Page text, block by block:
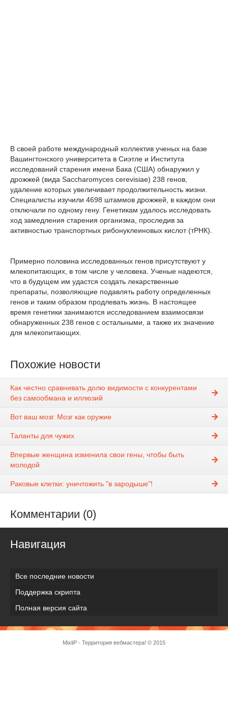
В своей работе международный коллектив ученых на базе
Вашингтонского университета в Сиэтле и Института
исследований старения имени Бака (США) обнаружил у
дрожжей (вида Saccharomyces cerevisiae) 238 генов,
удаление которых увеличивает продолжительность жизни.
Специалисты изучили 4698 штаммов дрожжей, в каждом они
отключали по одному гену. Генетикам удалось исследовать
ход замедления старения организма, проследив за
активностью транспортных рибонуклеиновых кислот (тРНК).
Примерно половина исследованных генов присутствуют у
млекопитающих, в том числе у человека. Ученые надеются,
что в будущем им удастся создать лекарственные
препараты, позволяющие подавлять работу определенных
генов и таким образом продлевать жизнь. В настоящее
время генетики занимаются исследованием взаимосвязи
обнаруженных 238 генов с остальными, а также их значение
для млекопитающих.
Похожие новости
Как честно сравнивать долю видимости с конкурентами
без самообмана и иллюзий
Вот ваш мозг. Мозг как оружие
Таланты для чужих
Впервые женщина изменила свои гены, чтобы быть
молодой
Раковые клетки: уничтожить "в зародыше"!
Комментарии (0)
Навигация
Все последние новости
Поддержка скрипта
Полная версия сайта
MixliP - Территория вебмастера! © 2015